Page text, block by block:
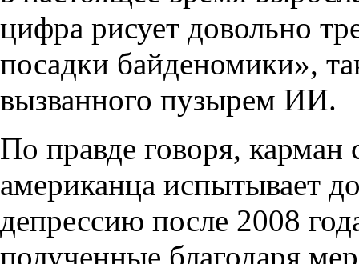
цифра рисует довольно
посадки байденомики»,
вызванного пузырем ИИ.
По правде говоря, карман
американца испытывает
депрессию после 2008
полученные благодаря